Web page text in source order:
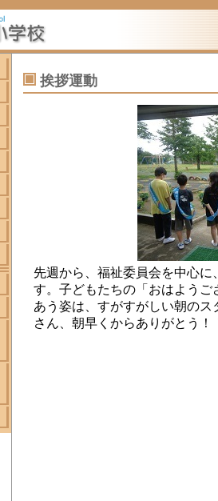
挨拶運動
先週から、福祉委員会を中心
す。子どもたちの「おはよう
あう姿は、すがすがしい朝の
さん、朝早くからありがとう！